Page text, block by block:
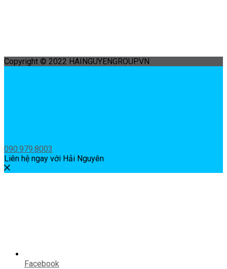
Copyright © 2022 HAINGUYENGROUP.VN
090.979.8003
Liên hệ ngay với Hải Nguyên
Facebook